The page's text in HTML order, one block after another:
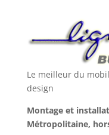
Le meilleur du
design
Montage et
Métropolitaine,